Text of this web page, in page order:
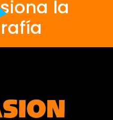
la